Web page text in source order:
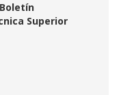
Boletín
Superior